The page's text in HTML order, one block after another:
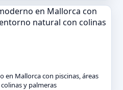
en Mallorca con piscinas, áreas
y palmeras